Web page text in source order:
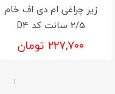
زیر چراغی ام دی اف خام
2/5 سانت کد D4
۲۲۷,۷۰۰ تومان
۱